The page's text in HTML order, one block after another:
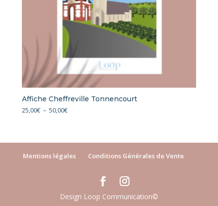
Affiche Cheffreville Tonnencourt
25,00€ – 50,00€Plage
50,00€
Mentions légales Conditions Générales de Vente
Design Loop Communication©